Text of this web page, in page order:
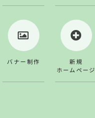
バナー制作
新規
ホームページ